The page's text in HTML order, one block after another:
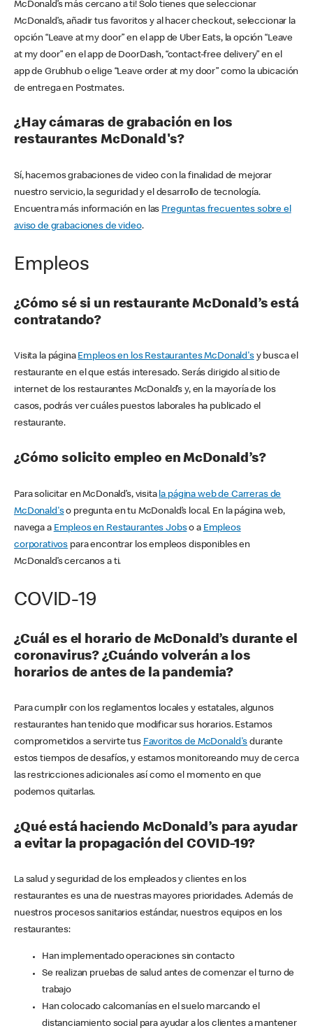
McDonald’s más cercano a ti! Solo tienes que seleccionar
McDonald’s, añadir tus favoritos y al hacer checkout, seleccionar la
opción “Leave at my door” en el app de Uber Eats, la opción “Leave
at my door” en el app de DoorDash, “contact-free delivery” en el
app de Grubhub o elige “Leave order at my door” como la ubicación
de entrega en Postmates.
¿Hay cámaras de grabación en los
restaurantes McDonald's?
Sí, hacemos grabaciones de video con la finalidad de mejorar
nuestro servicio, la seguridad y el desarrollo de tecnología.
Encuentra más información en las Preguntas frecuentes sobre el
aviso de grabaciones de video.
Empleos
¿Cómo sé si un restaurante McDonald’s está
contratando?
Visita la página Empleos en los Restaurantes McDonald'sy busca el
restaurante en el que estás interesado. Serás dirigido al sitio de
internet de los restaurantes McDonald’s y, en la mayoría de los
casos, podrás ver cuáles puestos laborales ha publicado el
restaurante.
¿Cómo solicito empleo en McDonald’s?
Para solicitar en McDonald’s, visita la página web de Carreras de
McDonald'so pregunta en tu McDonald’s local. En la página web,
navega a Empleos en Restaurantes Jobso a Empleos
corporativos para encontrar los empleos disponibles en
McDonald’s cercanos a ti.
COVID-19
¿Cuál es el horario de McDonald’s durante el
coronavirus? ¿Cuándo volverán a los
horarios de antes de la pandemia?
Para cumplir con los reglamentos locales y estatales, algunos
restaurantes han tenido que modificar sus horarios. Estamos
comprometidos a servirte tus Favoritos de McDonald's durante
estos tiempos de desafíos, y estamos monitoreando muy de cerca
las restricciones adicionales así como el momento en que
podemos quitarlas.
¿Qué está haciendo McDonald’s para ayudar
a evitar la propagación del COVID-19?
La salud y seguridad de los empleados y clientes en los
restaurantes es una de nuestras mayores prioridades. Además de
nuestros procesos sanitarios estándar, nuestros equipos en los
restaurantes:
Han implementado operaciones sin contacto
Se realizan pruebas de salud antes de comenzar el turno de
trabajo
Han colocado calcomanías en el suelo marcando el
distanciamiento social para ayudar a los clientes a mantener